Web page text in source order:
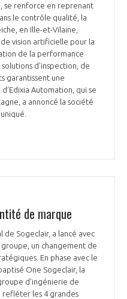
se renforce en reprenant
le contrôle qualité, la
en Ille-et-Vilaine,
vision artificielle pour la
de la performance
d'inspection, de
garantissent une
Automation, qui se
a annoncé la société
de marque
Sogeclair, a lancé avec
un changement de
En phase avec le
One Sogeclair, la
d'ingénierie de
les 4 grandes